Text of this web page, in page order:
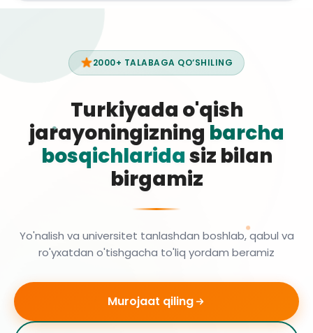
2000+ TALABAGA QO‘SHILING
Turkiyada o'qish
jarayoningizning barcha
bosqichlaridasiz bilan
birgamiz
Yo'nalish va universitet tanlashdan boshlab, qabul va
ro'yxatdan o'tishgacha to'liq yordam beramiz
Murojaat qiling